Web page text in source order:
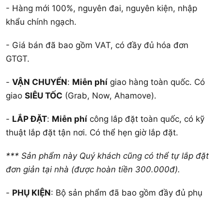
- Hàng mới 100%, nguyên đai, nguyên kiện, nhập
khẩu chính ngạch.
- Giá bán đã bao gồm VAT, có đầy đủ hóa đơn
GTGT.
- VẬN CHUYỂN: Miễn phí giao hàng toàn quốc. Có
giao SIÊU TỐC (Grab, Now, Ahamove).
- LẮP ĐẶT: Miễn phí công lắp đặt toàn quốc, có kỹ
thuật lắp đặt tận nơi. Có thể hẹn giờ lắp đặt.
*** Sản phẩm này Quý khách cũng có thể tự lắp đặt
đơn giản tại nhà (được hoàn tiền 300.000đ).
- PHỤ KIỆN: Bộ sản phẩm đã bao gồm đầy đủ phụ